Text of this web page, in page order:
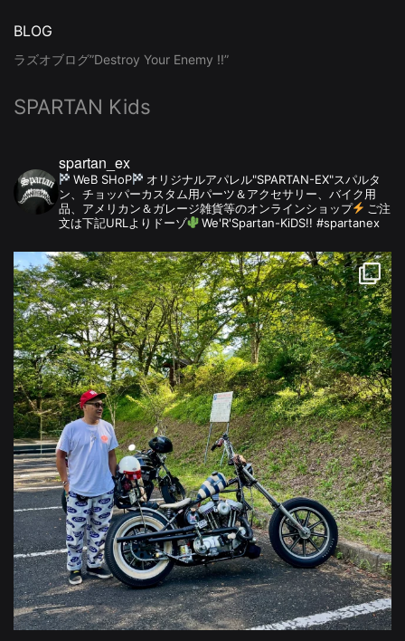
BLOG
ラズオブログ”Destroy Your Enemy !!”
SPARTAN Kids
spartan_ex
WeB SHoP
オリジナルアパレル"SPARTAN-EX"スパルタ
ン、チョッパーカスタム用パーツ＆アクセサリー、バイク用
品、アメリカン＆ガレージ雑貨等のオンラインショップ
ご注
文は下記URLよりドーゾ
We'R'Spartan-KiDS!! #spartanex